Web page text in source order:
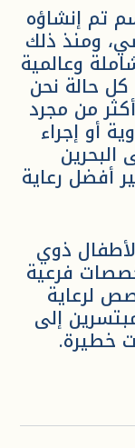
تم إنشاؤه
ومنذ ذلك
وعالمية
كل حالة نحن
من مجرد
أو إجراء
أفضل رعاية
ذوي
فرعية
لرعاية
إلى
خطيرة.